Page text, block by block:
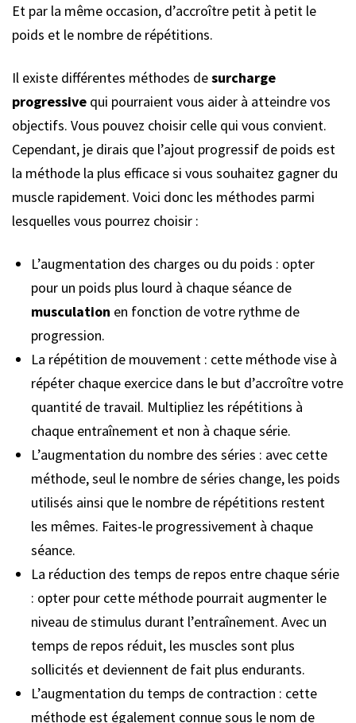
Et par la même occasion, d’accroître petit à petit le
poids et le nombre de répétitions.
Il existe différentes méthodes desurcharge
progressive qui pourraient vous aider à atteindre vos
objectifs. Vous pouvez choisir celle qui vous convient.
Cependant, je dirais que l’ajout progressif de poids est
la méthode la plus efficace si vous souhaitez gagner du
muscle rapidement. Voici donc les méthodes parmi
lesquelles vous pourrez choisir :
L’augmentation des charges ou du poids : opter
pour un poids plus lourd à chaque séance de
musculation en fonction de votre rythme de
progression.
La répétition de mouvement : cette méthode vise à
répéter chaque exercice dans le but d’accroître votre
quantité de travail. Multipliez les répétitions à
chaque entraînement et non à chaque série.
L’augmentation du nombre des séries : avec cette
méthode, seul le nombre de séries change, les poids
utilisés ainsi que le nombre de répétitions restent
les mêmes. Faites-le progressivement à chaque
séance.
La réduction des temps de repos entre chaque série
: opter pour cette méthode pourrait augmenter le
niveau de stimulus durant l’entraînement. Avec un
temps de repos réduit, les muscles sont plus
sollicités et deviennent de fait plus endurants.
L’augmentation du temps de contraction : cette
méthode est également connue sous le nom de